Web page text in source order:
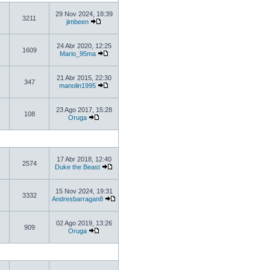
3211
29 Nov 2024, 18:39
jimbeen
1609
24 Abr 2020, 12:25
Mario_95ma
347
21 Abr 2015, 22:30
manolin1995
108
23 Ago 2017, 15:28
Oruga
2574
17 Abr 2018, 12:40
Duke the Beast
3332
15 Nov 2024, 19:31
Andresbarragan8
909
02 Ago 2019, 13:26
Oruga